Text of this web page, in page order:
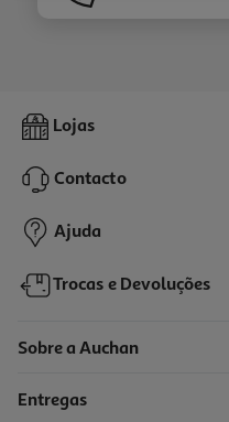
Lojas
Contacto
Ajuda
Trocas e Devoluções
Sobre a Auchan
Entregas